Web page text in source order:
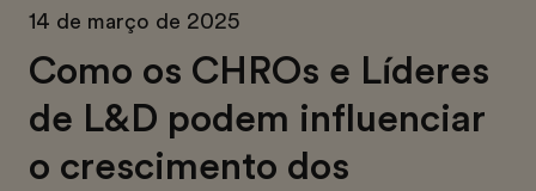
14 de março de 2025
Como os CHROs e Líderes
de L&D podem influenciar
o crescimento dos